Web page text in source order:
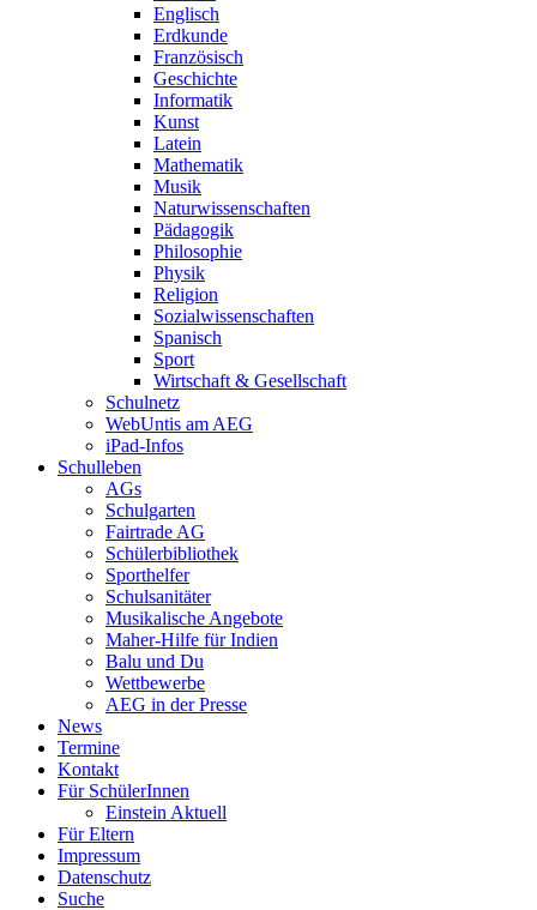
Englisch
Erdkunde
Französisch
Geschichte
Informatik
Kunst
Latein
Mathematik
Musik
Naturwissenschaften
Pädagogik
Philosophie
Physik
Religion
Sozialwissenschaften
Spanisch
Sport
Wirtschaft & Gesellschaft
Schulnetz
WebUntis am AEG
iPad-Infos
Schulleben
AGs
Schulgarten
Fairtrade AG
Schülerbibliothek
Sporthelfer
Schulsanitäter
Musikalische Angebote
Maher-Hilfe für Indien
Balu und Du
Wettbewerbe
AEG in der Presse
News
Termine
Kontakt
Für SchülerInnen
Einstein Aktuell
Für Eltern
Impressum
Datenschutz
Suche